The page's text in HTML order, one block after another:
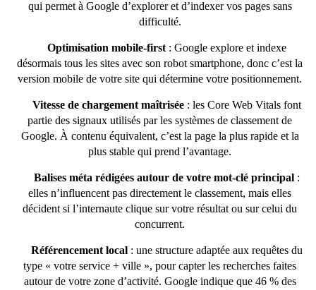
qui permet à Google d’explorer et d’indexer vos pages sans
difficulté.
Optimisation mobile-first : Google explore et indexe
désormais tous les sites avec son robot smartphone, donc c’est la
version mobile de votre site qui détermine votre positionnement.
Vitesse de chargement maîtrisée : les Core Web Vitals font
partie des signaux utilisés par les systèmes de classement de
Google. À contenu équivalent, c’est la page la plus rapide et la
plus stable qui prend l’avantage.
Balises méta rédigées autour de votre mot-clé principal :
elles n’influencent pas directement le classement, mais elles
décident si l’internaute clique sur votre résultat ou sur celui du
concurrent.
Référencement local : une structure adaptée aux requêtes du
type « votre service + ville », pour capter les recherches faites
autour de votre zone d’activité. Google indique que 46 % des